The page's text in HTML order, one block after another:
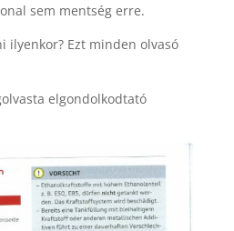
sem mentség erre.
ilyenkor? Ezt minden olvasó
elgondolkodtató